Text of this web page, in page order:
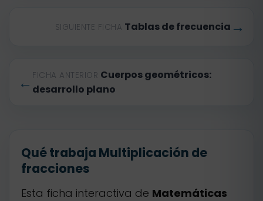
← FICHA ANTERIOR Cuerpos geométricos:
desarrollo plano
SIGUIENTE FICHA Tablas de frecuencia →
Qué trabaja Multiplicación de
fracciones
Esta ficha interactiva de Matemáticas